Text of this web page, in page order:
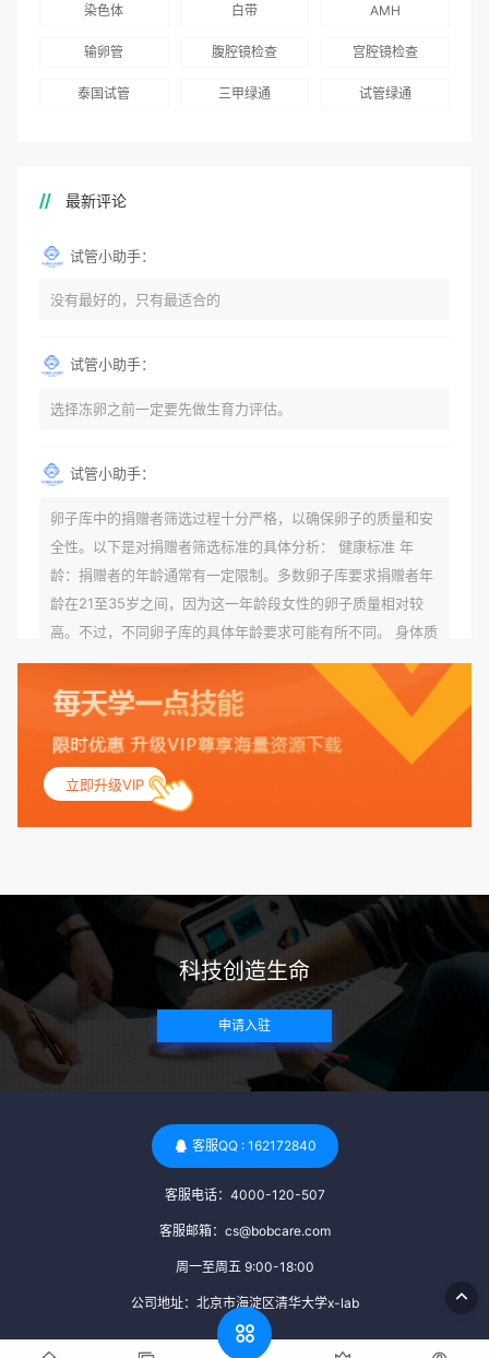
染色体 白带 AMH
输卵管 腹腔镜检查 宫腔镜检查
泰国试管 三甲绿通 试管绿通
最新评论
试管小助手：
没有最好的，只有最适合的
试管小助手：
选择冻卵之前一定要先做生育力评估。
试管小助手：
卵子库中的捐赠者筛选过程十分严格，以确保卵子的质量和安
全性。以下是对捐赠者筛选标准的具体分析： 健康标准 年
龄：捐赠者的年龄通常有一定限制。多数卵子库要求捐赠者年
龄在21至35岁之间，因为这一年龄段女性的卵子质量相对较
高。不过，不同卵子库的具体年龄要求可能有所不同。 身体质
量指数（BMI）：捐赠者的BMI通常需要在正常范围内，以确
保其身体健康状况良好。过高的BMI可能与多种健康问题相关
联，包括不孕症和妊娠并发症。 生殖健康：捐赠者需要有规律
的月经期，无生殖障碍或异常问题。此外，还需要进行详细的
妇科检查，以确保其生殖系统的健康。 遗传病史与家族病史：
捐赠者及其家庭成员需要无严重的遗传病史、精神病史和传染
病史。这通常需要通过基因检测、家族史调查和医疗记录审查
带任何可传染给受卵者的病原体。 药物与生活习惯：捐赠者需
要是非尼古丁使用者、非吸烟者、非吸毒者，并且未使用可能
影响卵子质量的药物，如某些精神药物和避孕植入物。 学历与
心理标准 学历要求：部分卵子库对捐赠者的学历有一定要求，
但这并非普遍标准。一些卵子库可能更倾向于选择受过高等教
育的女性作为捐赠者，但这并不是绝对的筛选条件。 心理状态
评估：捐赠者需要进行心理状态评估，以确定其对捐赠过程的
于确保捐赠者在捐赠过程中保持积极的心态，并理解其捐赠行
为的意义。 其他标准 责任心与沟通能力：由于捐卵过程的时
间不确定性，捐赠者需要有责任心，善于沟通，并尊重预约和
时间表。这有助于确保捐赠周期的顺利进行，并保障受卵者的
明等材料，并接受卵子库的全面审查和评估。 综上所述，卵子
库中的捐赠者筛选过程涉及多个方面，包括健康、学历、心理
立即升级VIP
科技创造生命
申请入驻
客服QQ : 162172840
客服电话：4000-120-507
客服邮箱：cs@bobcare.com
周一至周五 9:00-18:00
公司地址：北京市海淀区清华大学x-lab